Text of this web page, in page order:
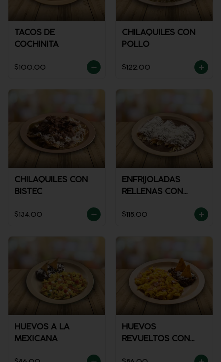
TACOS DE
COCHINITA
$100.00
CHILAQUILES CON
POLLO
$122.00
CHILAQUILES CON
BISTEC
$134.00
ENFRIJOLADAS
RELLENAS CON
$118.00
HUEVOS A LA
MEXICANA
HUEVOS
REVUELTOS CON